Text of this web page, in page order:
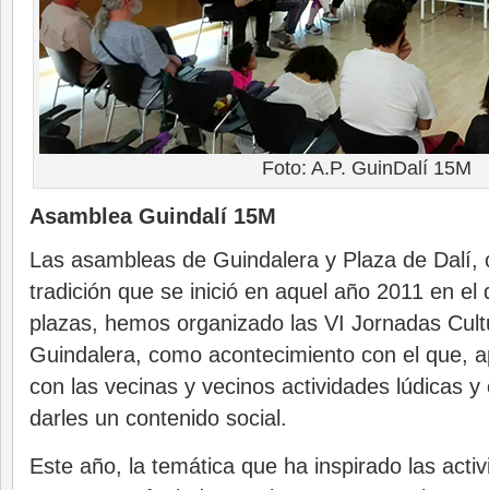
Foto: A.P. GuinDalí 15M
Asamblea Guindalí 15M
Las asambleas de Guindalera y Plaza de Dalí,
tradición que se inició en aquel año 2011 en el
plazas, hemos organizado las VI Jornadas
Guindalera, como acontecimiento con el que,
con las vecinas y vecinos actividades lúdicas
darles un contenido social.
Este año, la temática que ha inspirado las